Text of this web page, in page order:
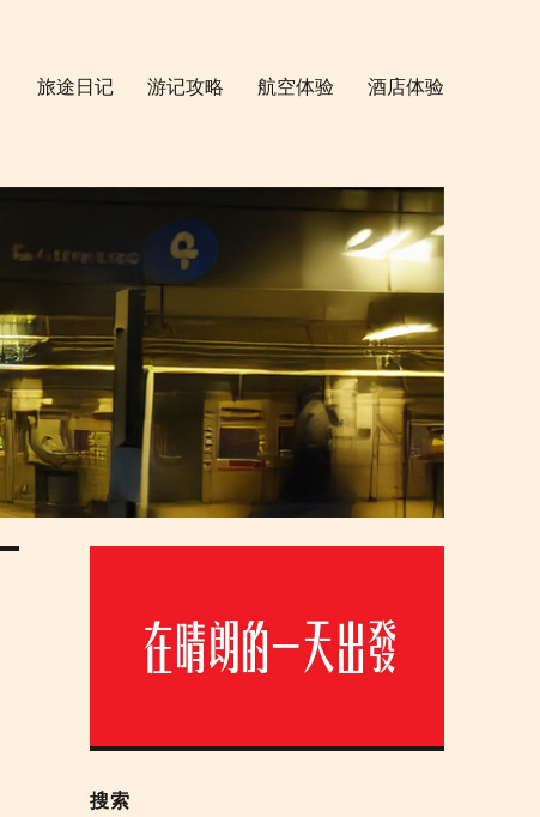
旅途日记 游记攻略 航空体验 酒店体验
搜索